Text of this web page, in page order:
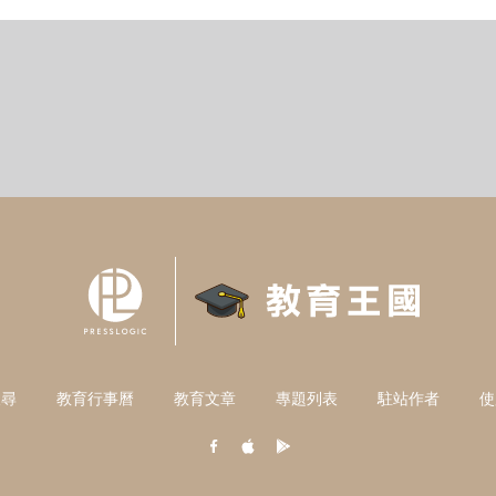
教育行事曆 教育文章 專題列表 駐站作者